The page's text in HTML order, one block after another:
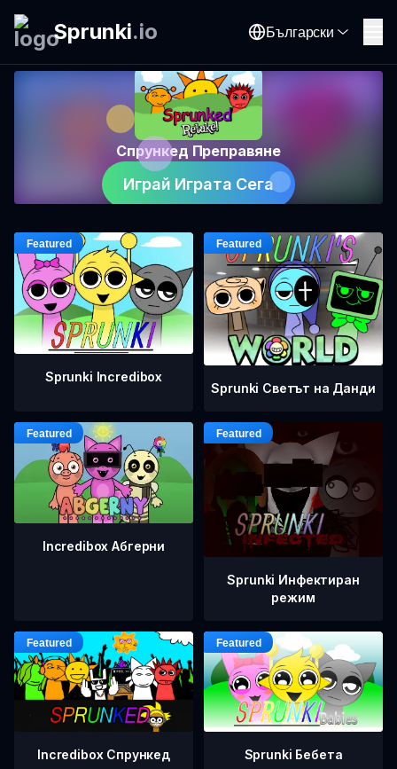
Sprunki.io Български
Спрункед Преправяне
Играй Играта Сега
Sprunki Incredibox
Sprunki Светът на Данди
Incredibox Абгерни
Sprunki Инфектиран
режим
Incredibox Спрункед Sprunki Бебета